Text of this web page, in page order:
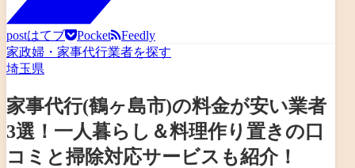
postはてブ Pocket
Feedly
家政婦・家事代行業者を探す
埼玉県
家事代行(鶴ヶ島市)の料金が安い業者
3選！一人暮らし＆料理作り置きの口
コミと掃除対応サービスも紹介！